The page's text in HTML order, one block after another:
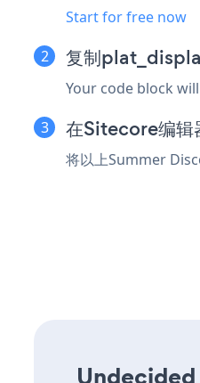
Start for free now
复制
Your code block
在Sitecore编辑
将以上Summer